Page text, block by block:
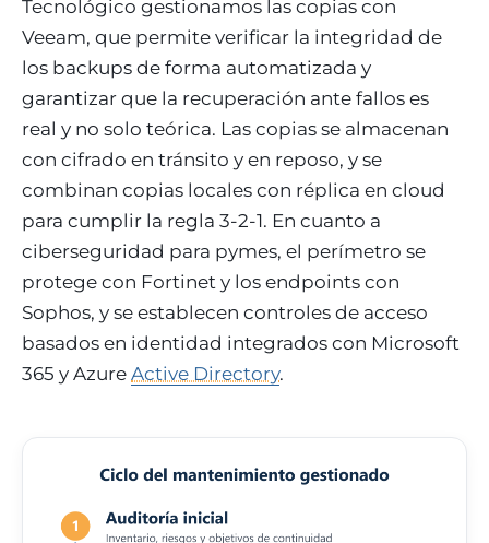
Tecnológico gestionamos las copias con
Veeam, que permite verificar la integridad de
los backups de forma automatizada y
garantizar que la recuperación ante fallos es
real y no solo teórica. Las copias se almacenan
con cifrado en tránsito y en reposo, y se
combinan copias locales con réplica en cloud
para cumplir la regla 3-2-1. En cuanto a
ciberseguridad para pymes, el perímetro se
protege con Fortinet y los endpoints con
Sophos, y se establecen controles de acceso
basados en identidad integrados con Microsoft
365 y Azure Active Directory.